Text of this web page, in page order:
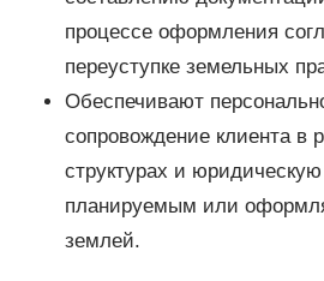
процессе оформления
переуступке земельных
Обеспечивают
сопровождение клиента в
структурах и
планируемым или
землей.